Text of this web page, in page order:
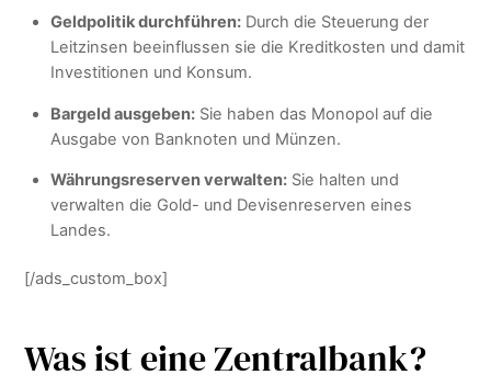
Geldpolitik durchführen:Durch die Steuerung der
Leitzinsen beeinflussen sie die Kreditkosten und damit
Investitionen und Konsum.
Bargeld ausgeben:Sie haben das Monopol auf die
Ausgabe von Banknoten und Münzen.
Währungsreserven verwalten:Sie halten und
verwalten die Gold- und Devisenreserven eines
Landes.
[/ads_custom_box]
Was ist eine Zentralbank?